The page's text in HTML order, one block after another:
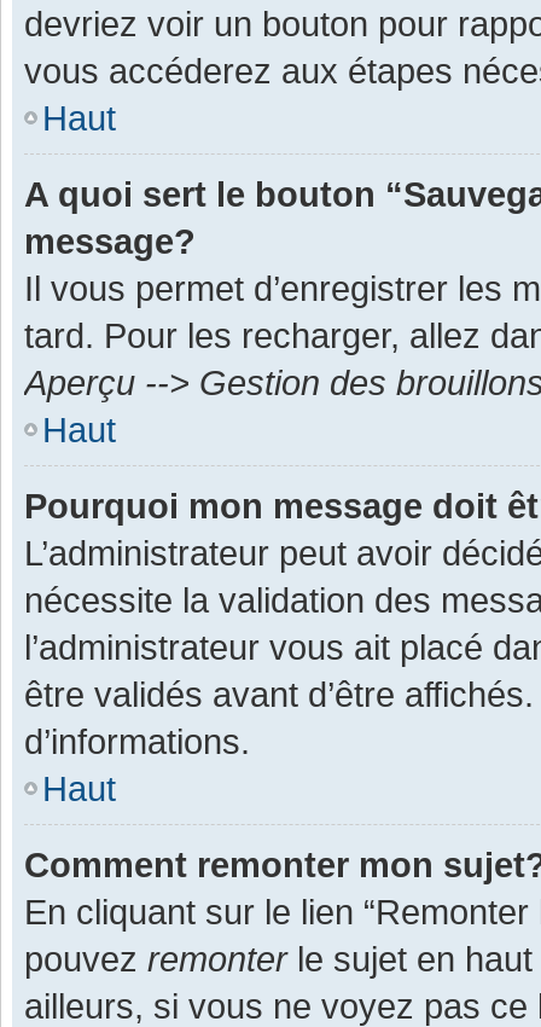
devriez voir un bouton pour
vous accéderez aux étapes
Haut
A quoi sert le bouton
message?
Il vous permet d’enregistrer les
tard. Pour les recharger, allez
Aperçu --> Gestion des
Haut
Pourquoi mon message doit
L’administrateur peut avoir
nécessite la validation des
l’administrateur vous ait placé
être validés avant d’être
d’informations.
Haut
Comment remonter mon
En cliquant sur le lien
pouvez remonterle sujet en haut
ailleurs, si vous ne voyez pas